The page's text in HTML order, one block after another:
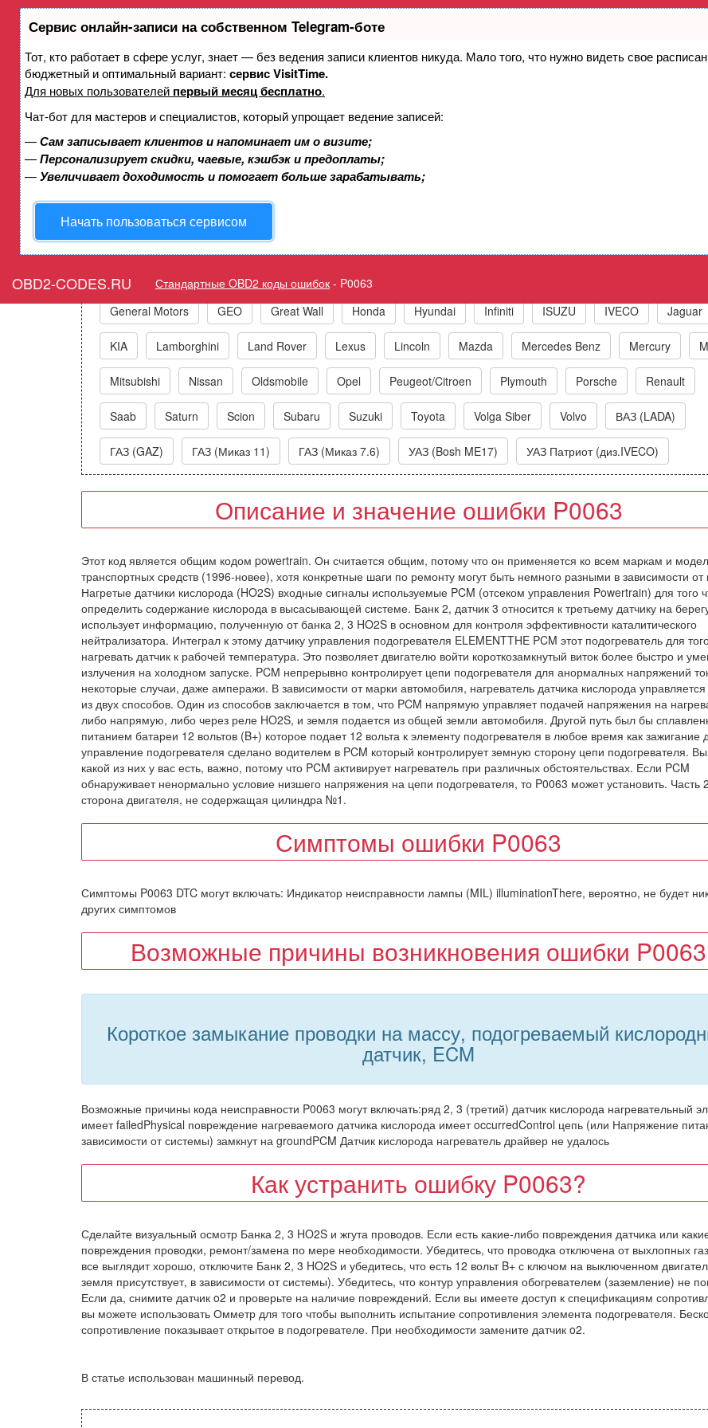
Сервис онлайн-записи на собственном Telegram-боте
Тот, кто работает в сфере услуг, знает — без ведения записи клиентов никуда. Мало того, что нужно видеть свое
бюджетный и оптимальный вариант: сервис VisitTime.
Для новых пользователей первый месяц бесплатно.
Чат-бот для мастеров и специалистов, который упрощает ведение записей:
—Сам записывает клиентов и напоминает им о визите;
—Персонализирует скидки, чаевые, кэшбэк и предоплаты;
—Увеличивает доходимость и помогает больше зарабатывать;
Начать пользоваться сервисом
OBD2-CODES.RU Стандартные OBD2 коды ошибок - P0063
Ошибка P0063 Подогреваемый кислородный датчик 3, банк 2,
Горит ошибка Check Engine P0063 HO2S Heater Control
Коды ошибок по маркам автомобилей
Acura Audi/VW/Skoda/Seat
General Motors GEO Great Wall Honda Hyundai Infiniti ISUZU IVECO Jaguar
KIA Lamborghini Land Rover Lexus Lincoln Mazda Mercedes Benz Mercury
Mitsubishi Nissan Oldsmobile Opel Peugeot/Citroen Plymouth Porsche Renault
Saab Saturn Scion Subaru Suzuki Toyota Volga Siber Volvo ВАЗ (LADA)
ГАЗ (GAZ) ГАЗ (Миказ 11) ГАЗ (Миказ 7.6) УАЗ (Bosh ME17) УАЗ Патриот (диз.IVECO)
Описание и значение ошибки P0063
Этот код является общим кодом powertrain. Он считается общим, потому что он применяется ко всем маркам и
транспортных средств (1996-новее), хотя конкретные шаги по ремонту могут быть немного разными в зависимости
Нагретые датчики кислорода (HO2S) входные сигналы используемые PCM (отсеком управления Powertrain) для того
определить содержание кислорода в высасывающей системе. Банк 2, датчик 3 относится к третьему датчику на
использует информацию, полученную от банка 2, 3 HO2S в основном для контроля эффективности каталитического
нейтрализатора. Интеграл к этому датчику управления подогревателя ELEMENTTHE PCM этот подогреватель для
нагревать датчик к рабочей температура. Это позволяет двигателю войти короткозамкнутый виток более быстро и
излучения на холодном запуске. PCM непрерывно контролирует цепи подогревателя для анормалных напряжений
некоторые случаи, даже амперажи. В зависимости от марки автомобиля, нагреватель датчика кислорода
из двух способов. Один из способов заключается в том, что PCM напрямую управляет подачей напряжения на
либо напрямую, либо через реле HO2S, и земля подается из общей земли автомобиля. Другой путь был бы
питанием батареи 12 вольтов (B+) которое подает 12 вольта к элементу подогревателя в любое время как зажигание
управление подогревателя сделано водителем в PCM который контролирует земную сторону цепи подогревателя.
какой из них у вас есть, важно, потому что PCM активирует нагреватель при различных обстоятельствах. Если PCM
обнаруживает ненормально условие низшего напряжения на цепи подогревателя, то P0063 может установить. Часть
сторона двигателя, не содержащая цилиндра №1.
Симптомы ошибки P0063
Симптомы P0063 DTC могут включать: Индикатор неисправности лампы (MIL) illuminationThere, вероятно, не будет
других симптомов
Возможные причины возникновения ошибки P0063
Короткое замыкание проводки на массу, подогреваемый
датчик, ECM
Возможные причины кода неисправности P0063 могут включать:ряд 2, 3 (третий) датчик кислорода нагревательный
имеет failedPhysical повреждение нагреваемого датчика кислорода имеет occurredControl цепь (или Напряжение
зависимости от системы) замкнут на groundPCM Датчик кислорода нагреватель драйвер не удалось
Как устранить ошибку P0063?
Сделайте визуальный осмотр Банка 2, 3 HO2S и жгута проводов. Если есть какие-либо повреждения датчика или
повреждения проводки, ремонт/замена по мере необходимости. Убедитесь, что проводка отключена от выхлопных
все выглядит хорошо, отключите Банк 2, 3 HO2S и убедитесь, что есть 12 вольт B+ с ключом на выключенном
земля присутствует, в зависимости от системы). Убедитесь, что контур управления обогревателем (заземление) не
Если да, снимите датчик o2 и проверьте на наличие повреждений. Если вы имеете доступ к спецификациям
вы можете использовать Омметр для того чтобы выполнить испытание сопротивления элемента подогревателя.
сопротивление показывает открытое в подогревателе. При необходимости замените датчик o2.
В статье использован машинный перевод.